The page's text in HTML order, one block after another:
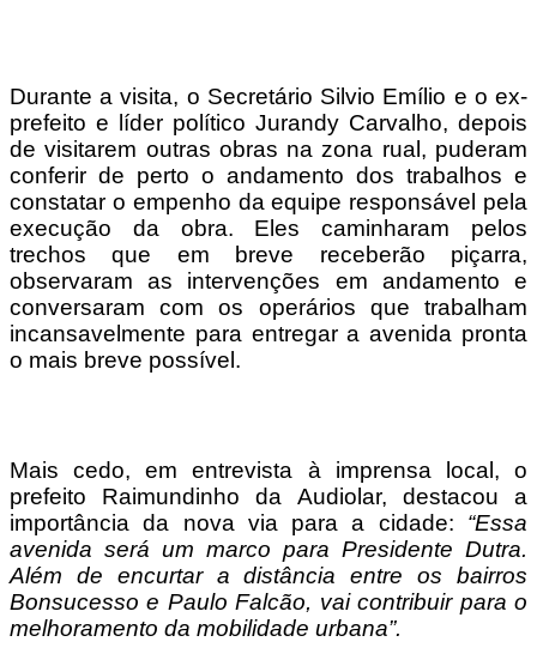
Durante a visita, o Secretário Silvio Emílio e o ex-
prefeito e líder político Jurandy Carvalho, depois
de visitarem outras obras na zona rual, puderam
conferir de perto o andamento dos trabalhos e
constatar o empenho da equipe responsável pela
execução da obra. Eles caminharam pelos
trechos que em breve receberão piçarra,
observaram as intervenções em andamento e
conversaram com os operários que trabalham
incansavelmente para entregar a avenida pronta
o mais breve possível.
Mais cedo, em entrevista à imprensa local, o
prefeito Raimundinho da Audiolar, destacou a
importância da nova via para a cidade: “Essa
avenida será um marco para Presidente Dutra.
Além de encurtar a distância entre os bairros
Bonsucesso e Paulo Falcão, vai contribuir para o
melhoramento da mobilidade urbana”.